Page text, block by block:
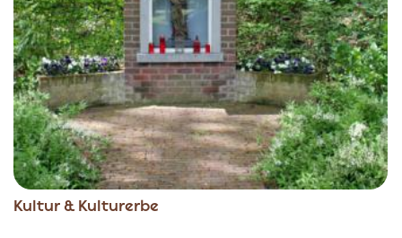
Kultur & Kulturerbe